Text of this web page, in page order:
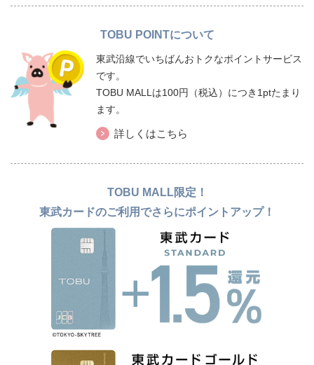
TOBU POINTについて
東武沿線でいちばんおトクなポイントサービス
です。
TOBU MALLは100円（税込）につき1ptたまり
ます。
詳しくはこちら
TOBU MALL限定！
東武カードのご利用でさらにポイントアップ！